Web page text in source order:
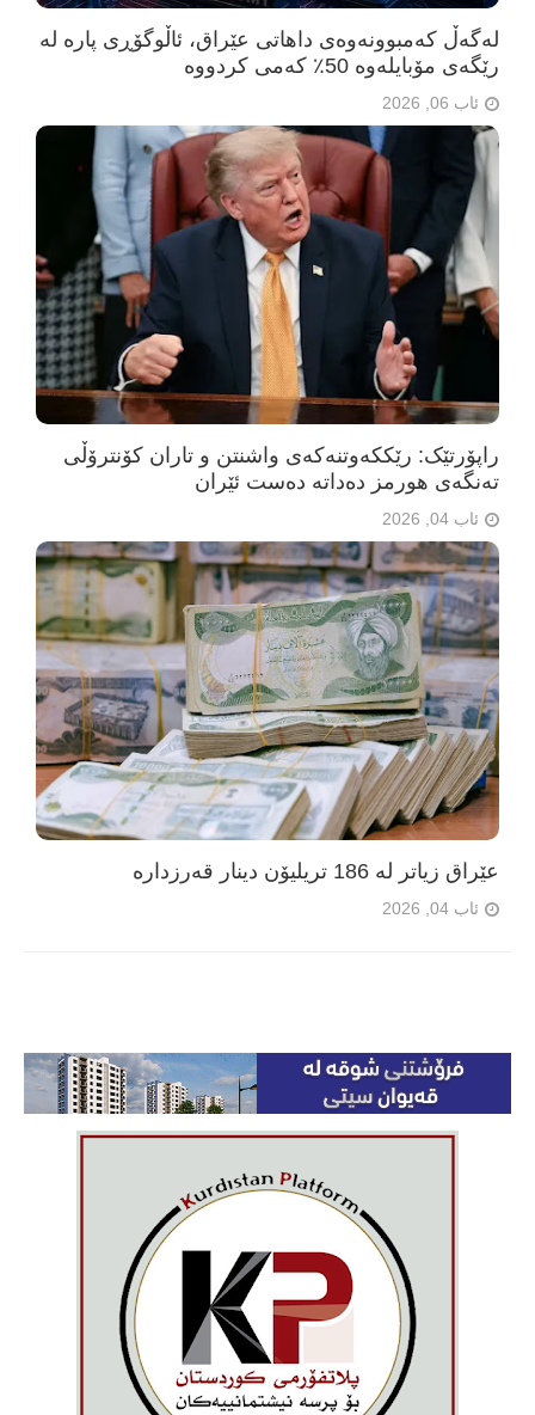
لەگەڵ کەمبوونەوەی داهاتی عێراق، ئاڵوگۆڕی پارە لە
رێگەی مۆبایلەوە 50٪ کەمی کردووە
ئاب 06, 2026
راپۆرتێک: رێککەوتنەکەی واشنتن و تاران کۆنترۆڵی
تەنگەی هورمز دەداتە دەست ئێران
ئاب 04, 2026
عێراق زیاتر لە 186 تریلیۆن دینار قەرزدارە
ئاب 04, 2026